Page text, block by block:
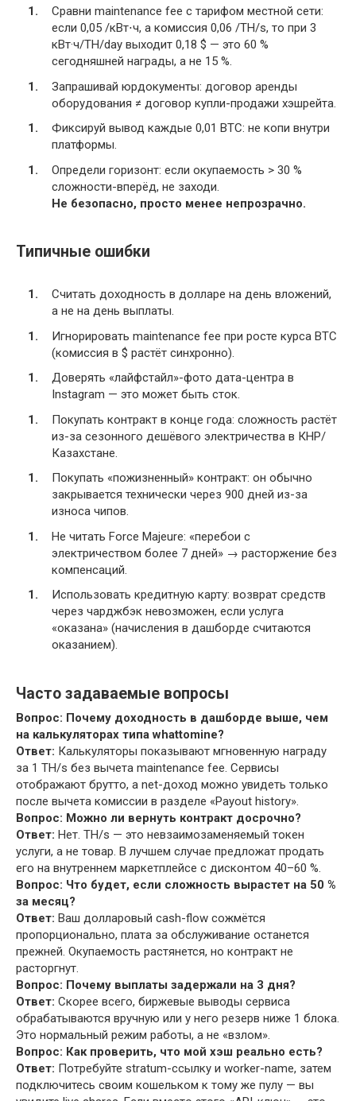
Сравни maintenance fee с тарифом местной сети:
если 0,05 /кВт⋅ч, а комиссия 0,06 /TH/s, то при 3
кВт·ч/TH/day выходит 0,18 $ — это 60 %
сегодняшней награды, а не 15 %.
Запрашивай юрдокументы: договор аренды
оборудования ≠ договор купли-продажи хэшрейта.
Фиксируй вывод каждые 0,01 BTC: не копи внутри
платформы.
Определи горизонт: если окупаемость > 30 %
сложности-вперёд, не заходи.
Не безопасно, просто менее непрозрачно.
Типичные ошибки
Считать доходность в долларе на день вложений,
а не на день выплаты.
Игнорировать maintenance fee при росте курса BTC
(комиссия в $ растёт синхронно).
Доверять «лайфстайл»-фото дата-центра в
Instagram — это может быть сток.
Покупать контракт в конце года: сложность растёт
из-за сезонного дешёвого электричества в КНР/
Казахстане.
Покупать «пожизненный» контракт: он обычно
закрывается технически через 900 дней из-за
износа чипов.
Не читать Force Majeure: «перебои с
электричеством более 7 дней» → расторжение без
компенсаций.
Использовать кредитную карту: возврат средств
через чарджбэк невозможен, если услуга
«оказана» (начисления в дашборде считаются
оказанием).
Часто задаваемые вопросы
Вопрос: Почему доходность в дашборде выше, чем
на калькуляторах типа whattomine?
Ответ: Калькуляторы показывают мгновенную награду
за 1 TH/s без вычета maintenance fee. Сервисы
отображают брутто, а net-доход можно увидеть только
после вычета комиссии в разделе «Payout history».
Вопрос: Можно ли вернуть контракт досрочно?
Ответ: Нет. TH/s — это невзаимозаменяемый токен
услуги, а не товар. В лучшем случае предложат продать
его на внутреннем маркетплейсе с дисконтом 40–60 %.
Вопрос: Что будет, если сложность вырастет на 50 %
за месяц?
Ответ: Ваш долларовый cash-flow сожмётся
пропорционально, плата за обслуживание останется
прежней. Окупаемость растянется, но контракт не
расторгнут.
Вопрос: Почему выплаты задержали на 3 дня?
Ответ: Скорее всего, биржевые выводы сервиса
обрабатываются вручную или у него резерв ниже 1 блока.
Это нормальный режим работы, а не «взлом».
Вопрос: Как проверить, что мой хэш реально есть?
Ответ: Потребуйте stratum-ссылку и worker-name, затем
подключитесь своим кошельком к тому же пулу — вы